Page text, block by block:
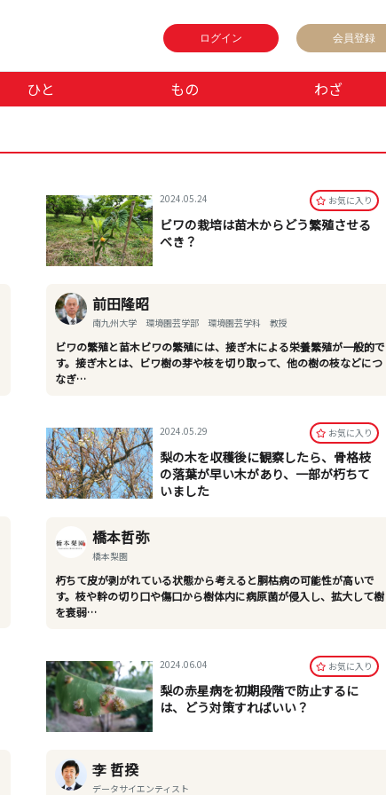
ログイン 会員登録
ひと もの わざ
2024.05.24 お気に⼊り
ビワの栽培は苗木からどう繁殖させる
べき？
前田隆昭
南九州大学 環境園芸学部 環境園芸学科 教授
ビワの繁殖と苗木ビワの繁殖には、接ぎ木による栄養繁殖が一般的で
す。接ぎ木とは、ビワ樹の芽や枝を切り取って、他の樹の枝などにつ
なぎ…
2024.05.29 お気に⼊り
梨の木を収穫後に観察したら、骨格枝
の落葉が早い木があり、一部が朽ちて
いました
橋本哲弥
橋本梨園
朽ちて皮が剥がれている状態から考えると胴枯病の可能性が高いで
す。枝や幹の切り口や傷口から樹体内に病原菌が侵入し、拡大して樹
を衰弱…
2024.06.04 お気に⼊り
梨の赤星病を初期段階で防止するに
は、どう対策すればいい？
李 哲揆
データサイエンティスト